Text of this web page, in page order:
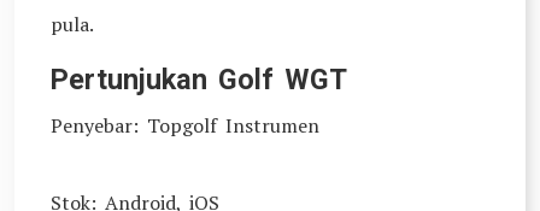
pula.
Pertunjukan Golf WGT
Penyebar: Topgolf Instrumen
Stok: Android, iOS